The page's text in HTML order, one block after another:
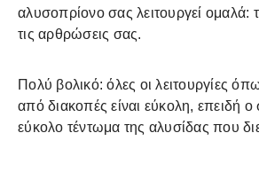
αλυσοπρίονο σας λειτουργεί
τις αρθρώσεις σας.
Πολύ βολικό: όλες οι λειτουργίες
από διακοπές είναι εύκολη, επειδή
εύκολο τέντωμα της αλυσίδας που